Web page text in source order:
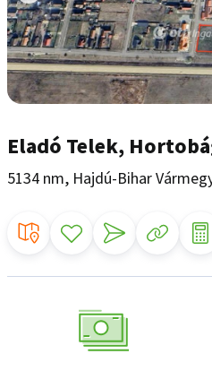
Eladó Telek,
5134 nm, Hajdú-Bihar